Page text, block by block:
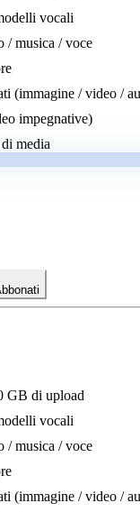
vocali
/ musica / voce
(immagine / video /
impegnative)
media
GB di upload
vocali
/ musica / voce
(immagine / video /